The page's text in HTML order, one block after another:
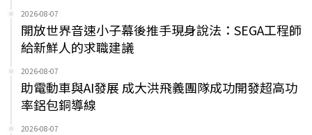
2026-08-07
開放世界音速小子幕後推手現身說法：SEGA工程師
給新鮮人的求職建議
2026-08-07
助電動車與AI發展 成大洪飛義團隊成功開發超高功
率鋁包銅導線
2026-08-07